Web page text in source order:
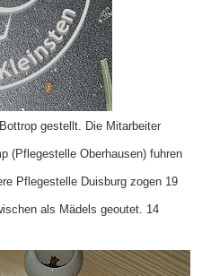
gestellt. Die Mitarbeiter
(Pflegestelle Oberhausen) fuhren
Pflegestelle Duisburg zogen 19
als Mädels geoutet. 14